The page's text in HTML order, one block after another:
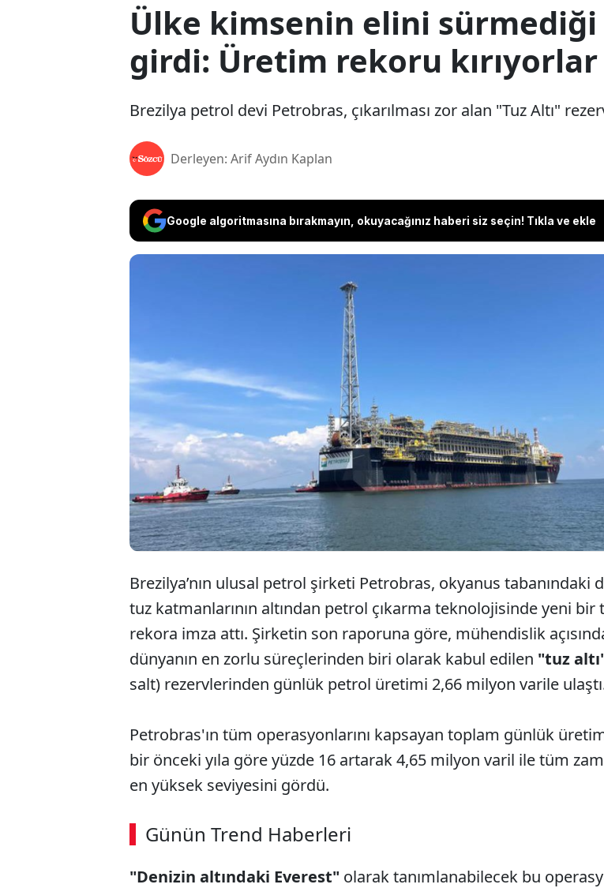
Ülke kimsenin elini
girdi: Üretim rekoru kırıyorlar
Brezilya petrol devi Petrobras, çıkarılması zor alan "Tuz Altı"
Derleyen: Arif Aydın Kaplan
Google algoritmasına bırakmayın, okuyacağınız haberi siz seçin! Tıkla ve ekle
alan "Tuz Altı" rezervlerine girerek petrol
üretiminde rekor kırdı.
Brezilya’nın ulusal petrol şirketi Petrobras, okyanus tabanındaki
tuz katmanlarının altından petrol çıkarma teknolojisinde yeni bir
rekora imza attı. Şirketin son raporuna göre, mühendislik
dünyanın en zorlu süreçlerinden biri olarak kabul edilen "tuz
salt) rezervlerinden günlük petrol üretimi 2,66 milyon varile
Petrobras'ın tüm operasyonlarını kapsayan toplam günlük
bir önceki yıla göre yüzde 16 artarak 4,65 milyon varil ile tüm
en yüksek seviyesini gördü.
Günün Trend Haberleri
00:02 / 08:15
"Denizin altındaki Everest" olarak tanımlanabilecek bu